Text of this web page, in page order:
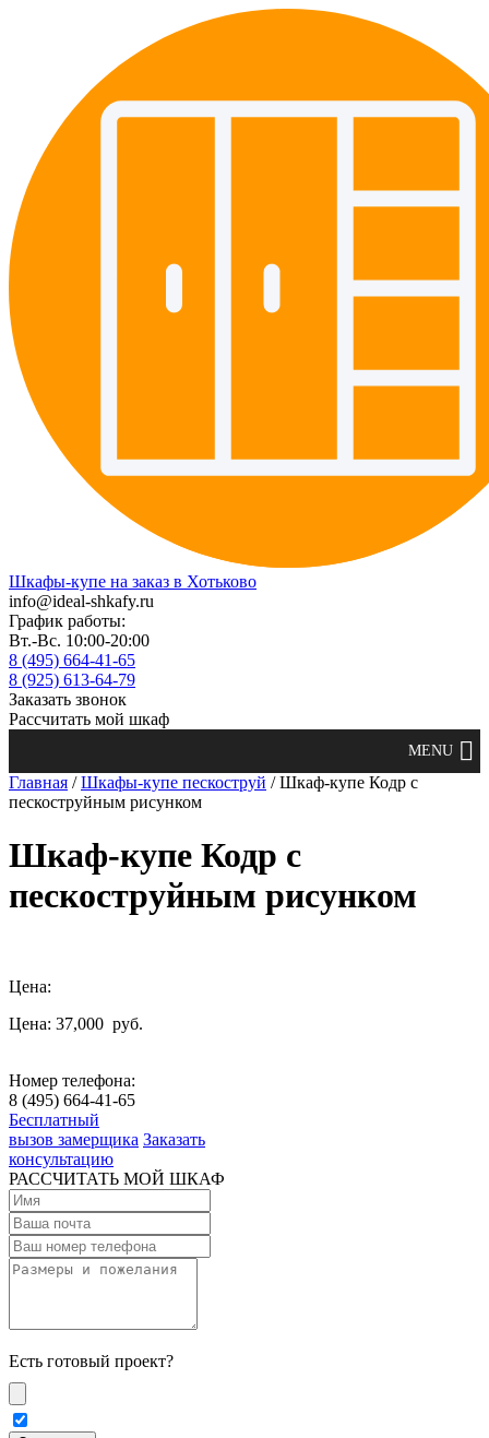
Шкафы-купе на заказ в Хотьково
info@ideal-shkafy.ru
График работы:
Вт.-Вс. 10:00-20:00
8 (495) 664-41-65
8 (925) 613-64-79
Заказать звонок
Рассчитать мой шкаф
Главная /Шкафы-купе пескоструй / Шкаф-купе Кодр с
пескоструйным рисунком
Шкаф-купе Кодр с
пескоструйным рисунком
Цена:
Цена: 37,000 руб.
Номер телефона:
8 (495) 664-41-65
Бесплатный
вызов замерщика Заказать
консультацию
РАССЧИТАТЬ МОЙ ШКАФ
Есть готовый проект?